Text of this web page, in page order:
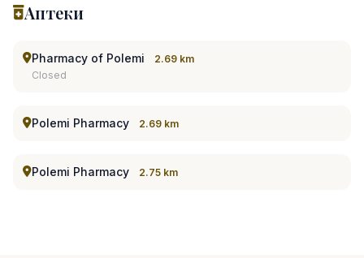
Аптеки
Pharmacy of Polemi
2.69 km
Closed
Polemi Pharmacy 2.69 km
Polemi Pharmacy 2.75 km